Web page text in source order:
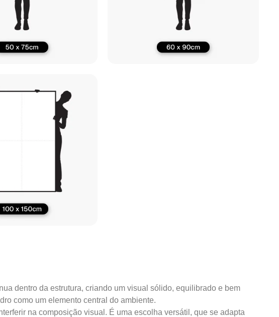
dentro da estrutura, criando um visual sólido, equilibrado e bem
como um elemento central do ambiente.
na composição visual. É uma escolha versátil, que se adapta